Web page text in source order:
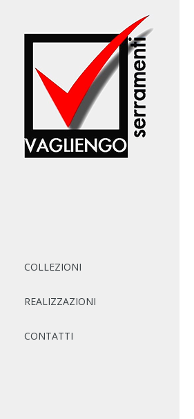
COLLEZIONI
REALIZZAZIONI
CONTATTI